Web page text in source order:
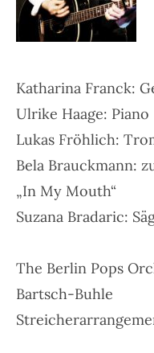
Katharina Franck:
Ulrike Haage: Piano
Lukas Fröhlich:
Bela Brauckmann:
„In My Mouth“
Suzana Bradaric:
The Berlin Pops
Bartsch-Buhle